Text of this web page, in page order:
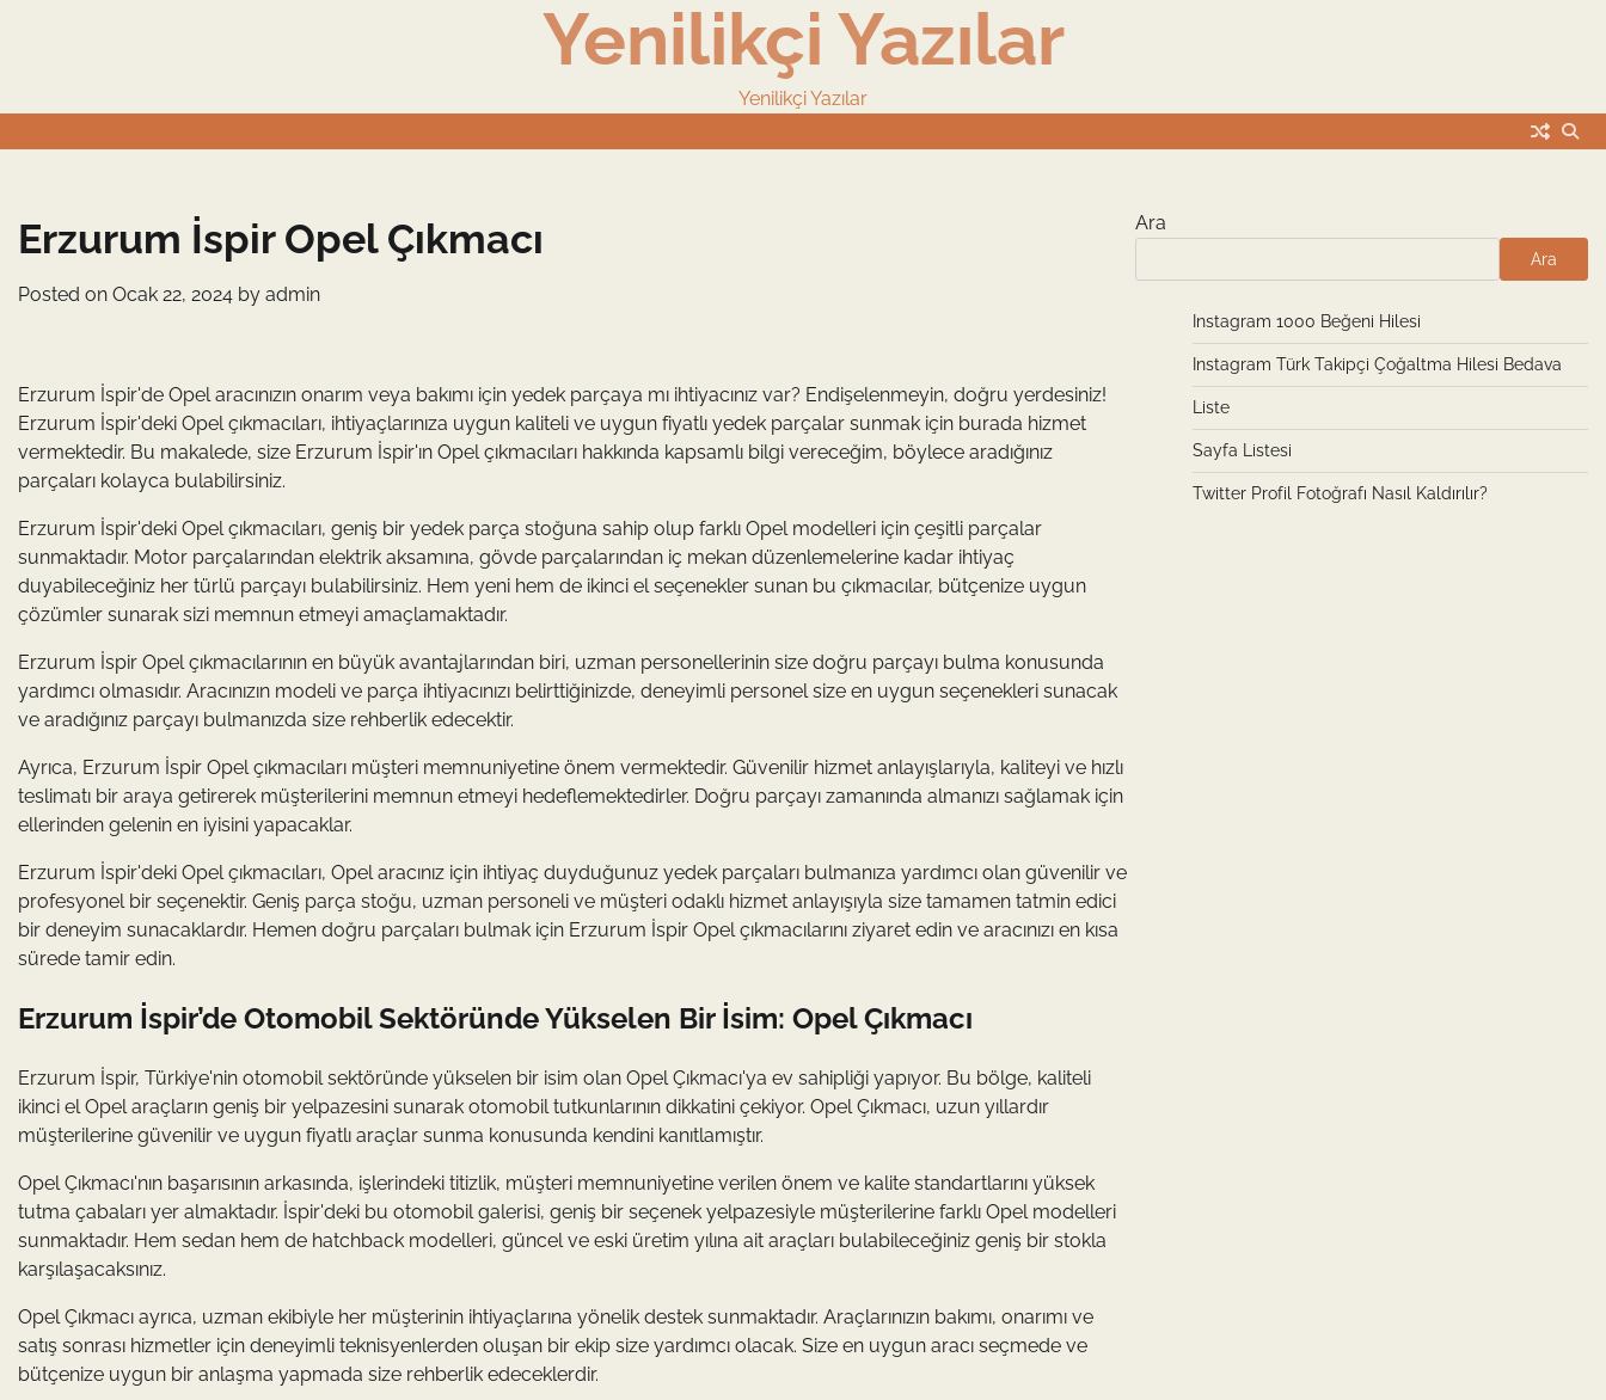
Yenilikçi Yazılar
Yenilikçi Yazılar
Erzurum İspir Opel Çıkmacı
Posted on Ocak 22, 2024 by admin
Erzurum İspir'de Opel aracınızın onarım veya bakımı için yedek parçaya mı ihtiyacınız var? Endişelenmeyin, doğru yerdesiniz!
Erzurum İspir'deki Opel çıkmacıları, ihtiyaçlarınıza uygun kaliteli ve uygun fiyatlı yedek parçalar sunmak için burada hizmet
vermektedir. Bu makalede, size Erzurum İspir'ın Opel çıkmacıları hakkında kapsamlı bilgi vereceğim, böylece aradığınız
parçaları kolayca bulabilirsiniz.
Erzurum İspir'deki Opel çıkmacıları, geniş bir yedek parça stoğuna sahip olup farklı Opel modelleri için çeşitli parçalar
sunmaktadır. Motor parçalarından elektrik aksamına, gövde parçalarından iç mekan düzenlemelerine kadar ihtiyaç
duyabileceğiniz her türlü parçayı bulabilirsiniz. Hem yeni hem de ikinci el seçenekler sunan bu çıkmacılar, bütçenize uygun
çözümler sunarak sizi memnun etmeyi amaçlamaktadır.
Erzurum İspir Opel çıkmacılarının en büyük avantajlarından biri, uzman personellerinin size doğru parçayı bulma konusunda
yardımcı olmasıdır. Aracınızın modeli ve parça ihtiyacınızı belirttiğinizde, deneyimli personel size en uygun seçenekleri sunacak
ve aradığınız parçayı bulmanızda size rehberlik edecektir.
Ayrıca, Erzurum İspir Opel çıkmacıları müşteri memnuniyetine önem vermektedir. Güvenilir hizmet anlayışlarıyla, kaliteyi ve hızlı
teslimatı bir araya getirerek müşterilerini memnun etmeyi hedeflemektedirler. Doğru parçayı zamanında almanızı sağlamak için
ellerinden gelenin en iyisini yapacaklar.
Erzurum İspir'deki Opel çıkmacıları, Opel aracınız için ihtiyaç duyduğunuz yedek parçaları bulmanıza yardımcı olan güvenilir ve
profesyonel bir seçenektir. Geniş parça stoğu, uzman personeli ve müşteri odaklı hizmet anlayışıyla size tamamen tatmin edici
bir deneyim sunacaklardır. Hemen doğru parçaları bulmak için Erzurum İspir Opel çıkmacılarını ziyaret edin ve aracınızı en kısa
sürede tamir edin.
Erzurum İspir’de Otomobil Sektöründe Yükselen Bir İsim: Opel Çıkmacı
Erzurum İspir, Türkiye'nin otomobil sektöründe yükselen bir isim olan Opel Çıkmacı'ya ev sahipliği yapıyor. Bu bölge, kaliteli
ikinci el Opel araçların geniş bir yelpazesini sunarak otomobil tutkunlarının dikkatini çekiyor. Opel Çıkmacı, uzun yıllardır
müşterilerine güvenilir ve uygun fiyatlı araçlar sunma konusunda kendini kanıtlamıştır.
Opel Çıkmacı'nın başarısının arkasında, işlerindeki titizlik, müşteri memnuniyetine verilen önem ve kalite standartlarını yüksek
tutma çabaları yer almaktadır. İspir'deki bu otomobil galerisi, geniş bir seçenek yelpazesiyle müşterilerine farklı Opel modelleri
sunmaktadır. Hem sedan hem de hatchback modelleri, güncel ve eski üretim yılına ait araçları bulabileceğiniz geniş bir stokla
karşılaşacaksınız.
Opel Çıkmacı ayrıca, uzman ekibiyle her müşterinin ihtiyaçlarına yönelik destek sunmaktadır. Araçlarınızın bakımı, onarımı ve
satış sonrası hizmetler için deneyimli teknisyenlerden oluşan bir ekip size yardımcı olacak. Size en uygun aracı seçmede ve
bütçenize uygun bir anlaşma yapmada size rehberlik edeceklerdir.
Ara
Ara
Instagram 1000 Beğeni Hilesi
Instagram Türk Takipçi Çoğaltma Hilesi Bedava
Liste
Sayfa Listesi
Twitter Profil Fotoğrafı Nasıl Kaldırılır?